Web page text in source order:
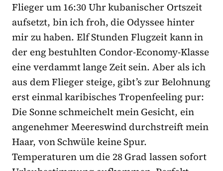
Flieger um 16:30 Uhr kubanischer Ortszeit
aufsetzt, bin ich froh, die Odyssee hinter
mir zu haben. Elf Stunden Flugzeit kann in
der eng bestuhlten Condor-Economy-Klasse
eine verdammt lange Zeit sein. Aber als ich
aus dem Flieger steige, gibt’s zur Belohnung
erst einmal karibisches Tropenfeeling pur:
Die Sonne schmeichelt mein Gesicht, ein
angenehmer Meereswind durchstreift mein
Haar, von Schwüle keine Spur.
Temperaturen um die 28 Grad lassen sofort